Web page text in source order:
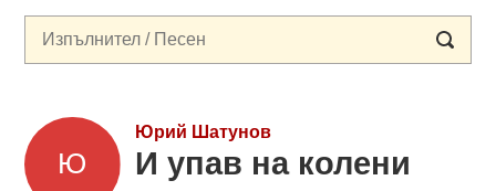
Юрий Шатунов
И упав на колени